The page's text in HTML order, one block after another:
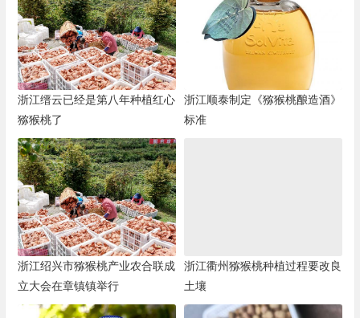
浙江缙云已经是第八年种植红心
猕猴桃了
浙江顺泰制定《猕猴桃酿造酒》
标准
浙江绍兴市猕猴桃产业农合联成
立大会在章镇镇举行
浙江衢州猕猴桃种植过程要改良
土壤